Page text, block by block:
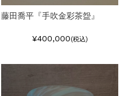
藤田喬平『手吹金彩茶盌』
¥400,000(税込)